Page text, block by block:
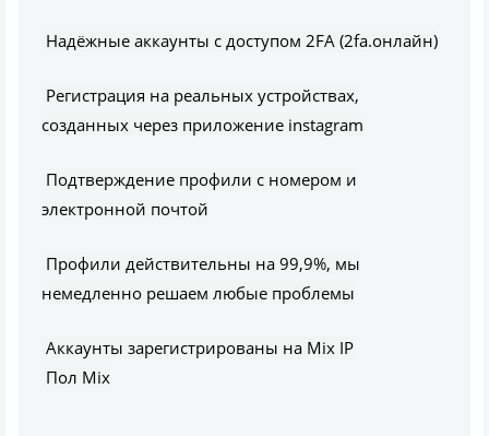
Надёжные аккаунты с доступом 2FA (2fa.онлайн)
Регистрация на реальных устройствах,
созданных через приложение instagram
Подтверждение профили с номером и
электронной почтой
Профили действительны на 99,9%, мы
немедленно решаем любые проблемы
Аккаунты зарегистрированы на Mix IP
Пол Mix